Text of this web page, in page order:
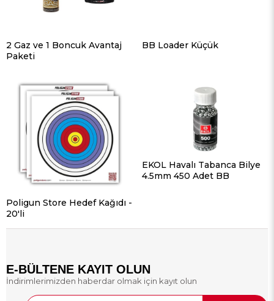
2 Gaz ve 1 Boncuk Avantaj
Paketi
BB Loader Küçük
Poligun Store Hedef Kağıdı -
20'li
EKOL Havalı Tabanca Bilye
4.5mm 450 Adet BB
E-BÜLTENE KAYIT OLUN
İndirimlerimizden haberdar olmak için kayıt olun